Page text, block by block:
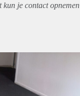
je contact opnemen